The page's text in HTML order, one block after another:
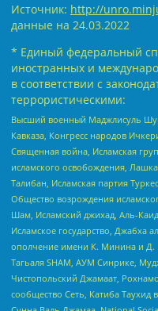
Источник: http://
данные на 24.03.2022
* Единый федеральный
иностранных и
в соответствии с
террористическими:
Высший военный Маджлисуль
Кавказа, Конгресс народов
Священная война, Исламская
исламского освобождения,
Талибан, Исламская партия
Общество возрождения
Шам, Исламский джихад, Аль-
Исламское государство,
ополчение имени К. Минина и Д.
Тагьаля SHAM, АУМ Синрике,
Чистопольский Джамаат,
сообщество Сеть, Катиба